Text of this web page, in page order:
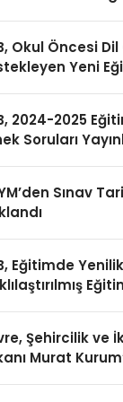
Okul Öncesi
Yeni
2024-2025
Soruları
Sınav
Eğitimde
Şehircilik ve
Murat